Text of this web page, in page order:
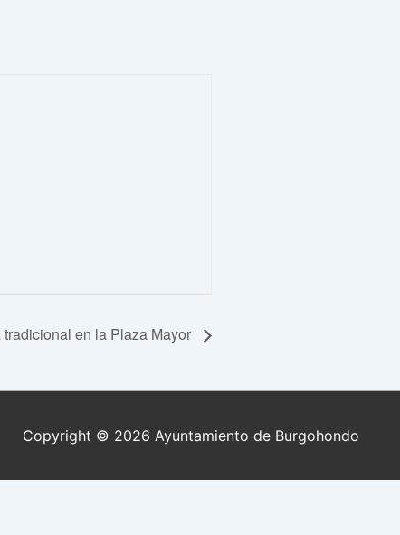
tradicional en la Plaza Mayor
Copyright © 2026 Ayuntamiento de Burgohondo